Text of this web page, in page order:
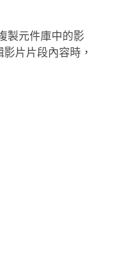
製元件庫中的影
片片段內容時，